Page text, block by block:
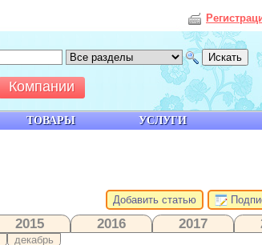
Добавить статью
2015 2016 2017
декабрь
ТОВАРЫ УСЛУГИ
Компании